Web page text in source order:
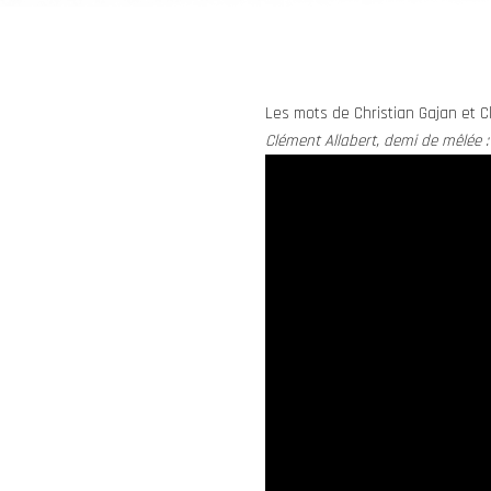
Les mots de Christian Gajan et
Clément Allabert, demi de mêlée :